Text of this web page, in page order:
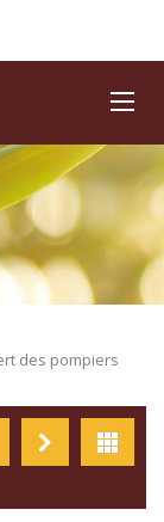
des pompiers